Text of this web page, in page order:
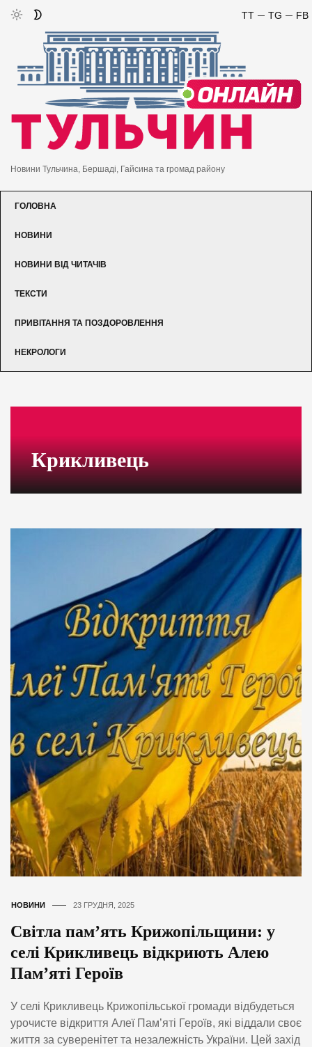
FB
TG
TT
Новини Тульчина, Бершаді, Гайсина та громад району
ГОЛОВНА
НОВИНИ
НОВИНИ ВІД ЧИТАЧІВ
ТЕКСТИ
ПРИВІТАННЯ ТА ПОЗДОРОВЛЕННЯ
НЕКРОЛОГИ
Крикливець
НОВИНИ 23 ГРУДНЯ, 2025
Світла пам’ять Крижопільщини: у
селі Крикливець відкриють Алею
Пам’яті Героїв
У селі Крикливець Крижопільської громади відбудеться
урочисте відкриття Алеї Пам’яті Героїв, які віддали своє
життя за суверенітет та незалежність України. Цей захід